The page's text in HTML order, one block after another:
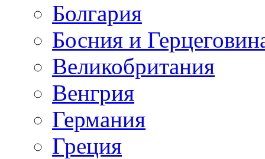
Болгария
Босния и
Великобритания
Венгрия
Германия
Греция